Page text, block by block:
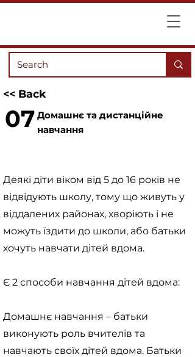
<< Back
07 Домашнє та дистанційне
навчання
Деякі діти віком від 5 до 16 років не
відвідують школу, тому що живуть у
віддалених районах, хворіють і не
можуть їздити до школи, або батьки
хочуть навчати дітей вдома.
Є 2 способи навчання дітей вдома:
Домашнє навчання – батьки
виконують роль вчителів та
навчають своїх дітей вдома. Батьки